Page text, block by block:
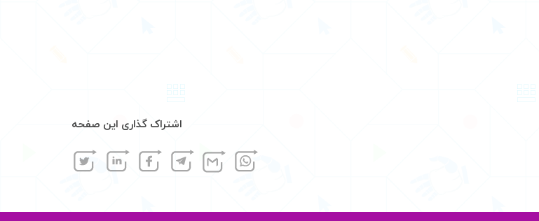
اشتراک گذاری این صفحه